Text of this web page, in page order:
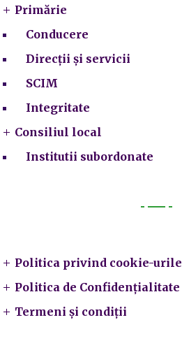
Primărie
Conducere
Direcții și servicii
SCIM
Integritate
Consiliul local
Institutii subordonate
Politica privind cookie-urile
Politica de Confidențialitate
Termeni și condiții